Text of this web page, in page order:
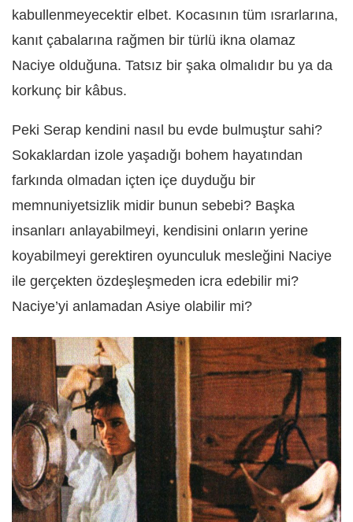
kabullenmeyecektir elbet. Kocasının tüm ısrarlarına,
kanıt çabalarına rağmen bir türlü ikna olamaz
Naciye olduğuna. Tatsız bir şaka olmalıdır bu ya da
korkunç bir kâbus.
Peki Serap kendini nasıl bu evde bulmuştur sahi?
Sokaklardan izole yaşadığı bohem hayatından
farkında olmadan içten içe duyduğu bir
memnuniyetsizlik midir bunun sebebi? Başka
insanları anlayabilmeyi, kendisini onların yerine
koyabilmeyi gerektiren oyunculuk mesleğini Naciye
ile gerçekten özdeşleşmeden icra edebilir mi?
Naciye’yi anlamadan Asiye olabilir mi?